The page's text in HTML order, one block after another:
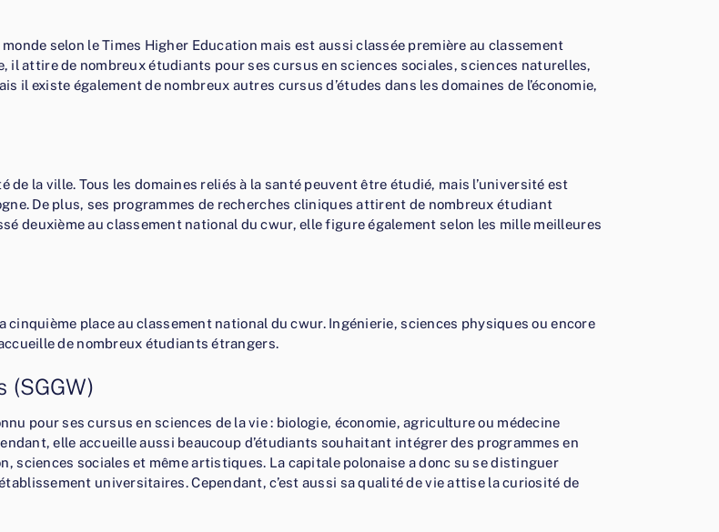
selon le Times Higher Education mais est aussi classée première au classement
il attire de nombreux étudiants pour ses cursus en sciences sociales, sciences naturelles,
il existe également de nombreux autres cursus d’études dans les domaines de l’économie,
la ville. Tous les domaines reliés à la santé peuvent être étudié, mais l’université est
De plus, ses programmes de recherches cliniques attirent de nombreux étudiant
deuxième au classement national du cwur, elle figure également selon les mille meilleures
place au classement national du cwur. Ingénierie, sciences physiques ou encore
de nombreux étudiants étrangers.
pour ses cursus en sciences de la vie : biologie, économie, agriculture ou médecine
elle accueille aussi beaucoup d’étudiants souhaitant intégrer des programmes en
sciences sociales et même artistiques. La capitale polonaise a donc su se distinguer
universitaires. Cependant, c’est aussi sa qualité de vie attise la curiosité de